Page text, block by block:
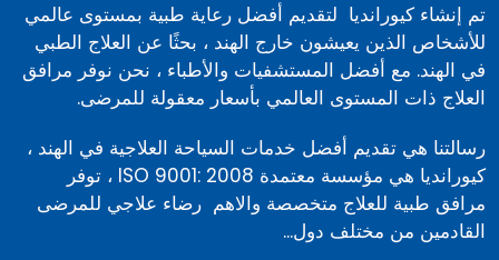
تم إنشاء كيورانديا لتقديم أفضل رعاية طبية بمستوى عالمي
للأشخاص الذين يعيشون خارج الهند ، بحثًا عن العلاج الطبي
في الهند. مع أفضل المستشفيات والأطباء ، نحن نوفر مرافق
العلاج ذات المستوى العالمي بأسعار معقولة للمرضى.
رسالتنا هي تقديم أفضل خدمات السياحة العلاجية في الهند ،
كيورانديا هي مؤسسة معتمدة ISO 9001: 2008 ، توفر
مرافق طبية للعلاج متخصصة والاهم رضاء علاجي للمرضى
القادمين من مختلف دول...